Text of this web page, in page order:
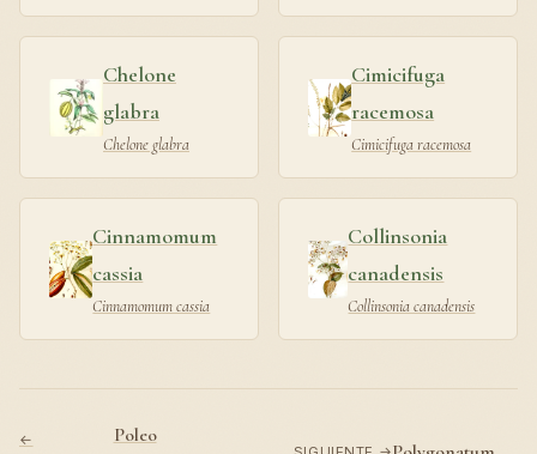
Chelone
glabra
Chelone glabra
Cimicifuga
racemosa
Cimicifuga racemosa
Cinnamomum
cassia
Cinnamomum cassia
Collinsonia
canadensis
Collinsonia canadensis
←
Poleo